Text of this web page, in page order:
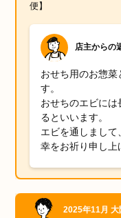
便】
店主からの
おせち用のお惣菜
す。
おせちのエビに
るといいます。
エビを通しまし
幸をお祈り申し上
2025年11月 大